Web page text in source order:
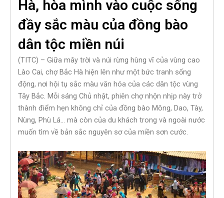
Hà, hòa mình vào cuộc sống
đầy sắc màu của đồng bào
dân tộc miền núi
(TITC) – Giữa mây trời và núi rừng hùng vĩ của vùng cao
Lào Cai, chợ Bắc Hà hiện lên như một bức tranh sống
động, nơi hội tụ sắc màu văn hóa của các dân tộc vùng
Tây Bắc. Mỗi sáng Chủ nhật, phiên chợ nhộn nhịp này trở
thành điểm hẹn không chỉ của đồng bào Mông, Dao, Tày,
Nùng, Phù Lá… mà còn của du khách trong và ngoài nước
muốn tìm về bản sắc nguyên sơ của miền sơn cước.